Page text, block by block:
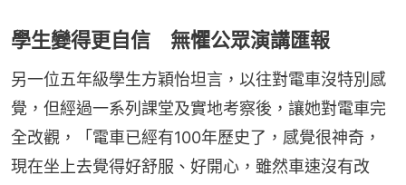
學生變得更自信 無懼公眾演講匯報
另一位五年級學生方穎怡坦言，以往對電車沒特別感
覺，但經過一系列課堂及實地考察後，讓她對電車完
全改觀，「電車已經有100年歷史了，感覺很神奇，
現在坐上去覺得好舒服、好開心，雖然車速沒有改